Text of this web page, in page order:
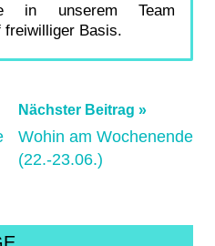
unserem Team
freiwilliger Basis.
Nächster Beitrag
Wohin am Wochenende
(22.-23.06.)